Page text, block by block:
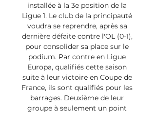
installée à la 3e position de la
Ligue 1. Le club de la principauté
voudra se reprendre, après sa
dernière défaite contre l'OL (0-1),
pour consolider sa place sur le
podium. Par contre en Ligue
Europa, qualifiés cette saison
suite à leur victoire en Coupe de
France, ils sont qualifiés pour les
barrages. Deuxième de leur
groupe à seulement un point